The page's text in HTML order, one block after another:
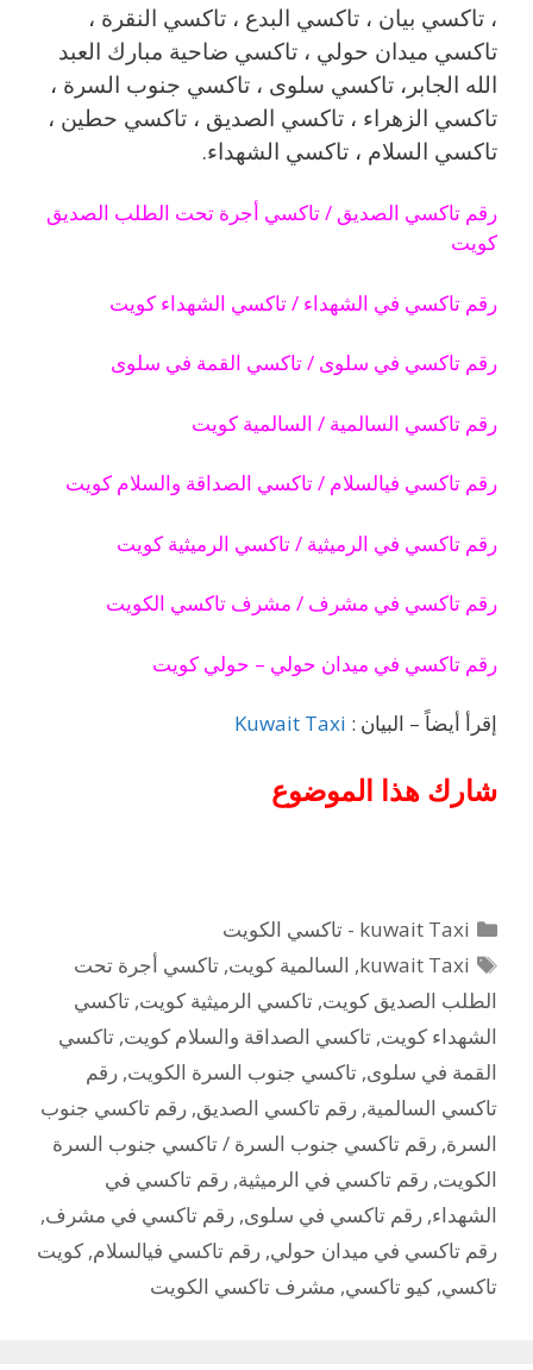
، تاكسي بيان ، تاكسي البدع ، تاكسي النقرة ،
تاكسي ميدان حولي ، تاكسي ضاحية مبارك العبد
الله الجابر، تاكسي سلوى ، تاكسي جنوب السرة ،
تاكسي الزهراء ، تاكسي الصديق ، تاكسي حطين ،
تاكسي السلام ، تاكسي الشهداء.
رقم تاكسي الصديق / تاكسي أجرة تحت الطلب الصديق
كويت
رقم تاكسي في الشهداء / تاكسي الشهداء كويت
رقم تاكسي في سلوى / تاكسي القمة في سلوى
رقم تاكسي السالمية / السالمية كويت
رقم تاكسي فيالسلام / تاكسي الصداقة والسلام كويت
رقم تاكسي في الرميثية / تاكسي الرميثية كويت
رقم تاكسي في مشرف / مشرف تاكسي الكويت
رقم تاكسي في ميدان حولي – حولي كويت
إقرأ أيضاً – البيان : Kuwait Taxi
شارك هذا الموضوع
التصنيفات
kuwait Taxi - تاكسي الكويت
الوسوم
kuwait Taxi
, السالمية كويت,تاكسي أجرة تحت
الطلب الصديق كويت, تاكسي الرميثية كويت, تاكسي
الشهداء كويت, تاكسي الصداقة والسلام كويت, تاكسي
القمة في سلوى, تاكسي جنوب السرة الكويت, رقم
تاكسي السالمية, رقم تاكسي الصديق, رقم تاكسي جنوب
السرة, رقم تاكسي جنوب السرة / تاكسي جنوب السرة
الكويت, رقم تاكسي في الرميثية, رقم تاكسي في
الشهداء, رقم تاكسي في سلوى, رقم تاكسي في مشرف,
رقم تاكسي في ميدان حولي, رقم تاكسي فيالسلام, كويت
تاكسي, كيو تاكسي, مشرف تاكسي الكويت